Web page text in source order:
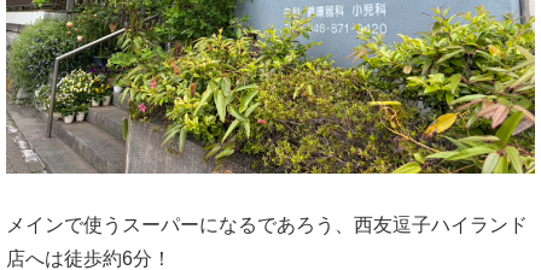
メインで使うスーパーになるであろう、西友逗子ハイランド
店へは徒歩約6分！